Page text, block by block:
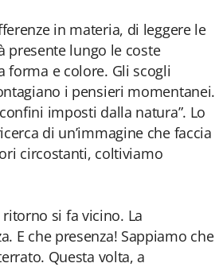
in materia, di leggere le
presente lungo le coste
forma e colore. Gli scogli
i pensieri momentanei.
imposti dalla natura”. Lo
di un’immagine che faccia
circostanti, coltiviamo
si fa vicino. La
E che presenza! Sappiamo che
Questa volta, a